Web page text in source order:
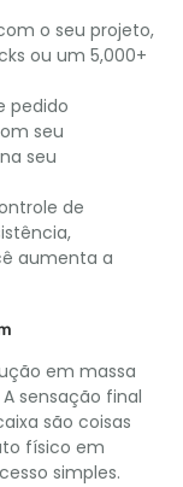
o seu projeto,
ou um 5,000+
pedido
seu
seu
de
aumenta a
em massa
sensação final
são coisas
físico em
simples.